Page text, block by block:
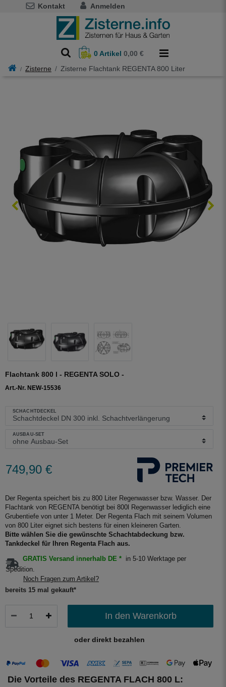
Kontakt Anmelden
0Artikel 0,00 €
Zisterne
Zisterne Flachtank REGENTA 800 Liter
Flachtank 800 l - REGENTA SOLO -
Art.-Nr. NEW-15536
749,90 €
SCHACHTDECKEL
AUSBAU-SET
Der Regenta speichert bis zu 800 Liter Regenwasser bzw. Wasser. Der
Flachtank von REGENTA benötigt bei 800l Regenwasser lediglich eine
Grubentiefe von unter 1 Meter. Der Regenta Flach mit seinem Volumen
von 800 Liter eignet sich bestens für einen kleineren Garten.
Bitte wählen Sie die gewünschte Schachtabdeckung bzw.
Tankdeckel für Ihren Regenta Flach aus.
GRATIS Versand innerhalb DE *
in 5-10 Werktage per
Spedition.
Noch Fragen zum Artikel?
bereits 15 mal gekauft*
In den Warenkorb
oder direkt bezahlen
Die Vorteile des REGENTA FLACH 800 L: